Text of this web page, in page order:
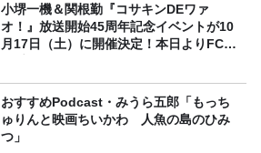
小堺一機＆関根勤『コサキンDEワァ
オ！』放送開始45周年記念イベントが10
月17日（土）に開催決定！本日よりFC先
おすすめPodcast・みうら五郎「もっち
ゅりんと映画ちいかわ 人魚の島のひみ
つ」